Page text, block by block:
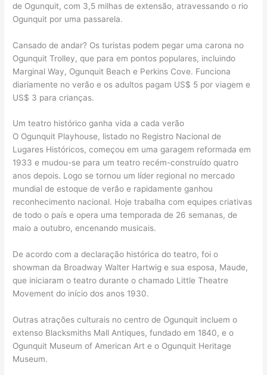
de Ogunquit, com 3,5 milhas de extensão, atravessando o rio
Ogunquit por uma passarela.
Cansado de andar? Os turistas podem pegar uma carona no
Ogunquit Trolley, que para em pontos populares, incluindo
Marginal Way, Ogunquit Beach e Perkins Cove. Funciona
diariamente no verão e os adultos pagam US$ 5 por viagem e
US$ 3 para crianças.
Um teatro histórico ganha vida a cada verão
O Ogunquit Playhouse, listado no Registro Nacional de
Lugares Históricos, começou em uma garagem reformada em
1933 e mudou-se para um teatro recém-construído quatro
anos depois. Logo se tornou um líder regional no mercado
mundial de estoque de verão e rapidamente ganhou
reconhecimento nacional. Hoje trabalha com equipes criativas
de todo o país e opera uma temporada de 26 semanas, de
maio a outubro, encenando musicais.
De acordo com a declaração histórica do teatro, foi o
showman da Broadway Walter Hartwig e sua esposa, Maude,
que iniciaram o teatro durante o chamado Little Theatre
Movement do início dos anos 1930.
Outras atrações culturais no centro de Ogunquit incluem o
extenso Blacksmiths Mall Antiques, fundado em 1840, e o
Ogunquit Museum of American Art e o Ogunquit Heritage
Museum.